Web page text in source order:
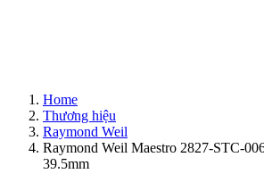
Home
Thương hiệu
Raymond Weil
Raymond Weil Maestro 2827-STC-
39.5mm